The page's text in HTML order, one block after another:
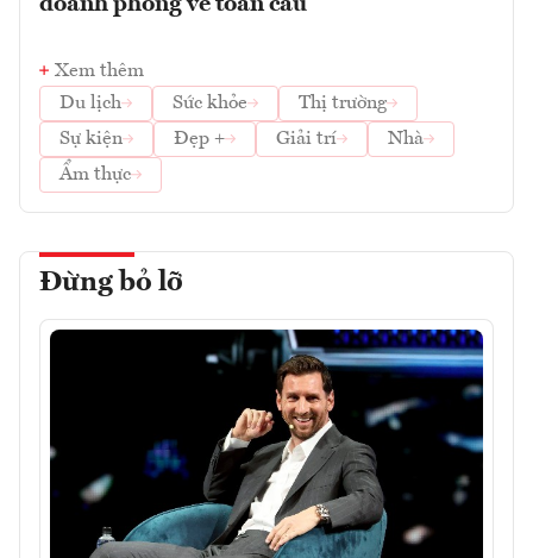
doanh phòng vé toàn cầu
Xem thêm
Du lịch
Sức khỏe
Thị trường
Sự kiện
Đẹp + Giải trí
Nhà
Ẩm thực
Đừng bỏ lỡ